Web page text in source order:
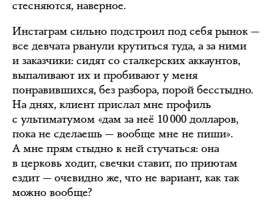
стесняются, наверное.
Инстаграм сильно подстроил под себя рынок —
все девчата рванули крутиться туда, а за ними
и заказчики: сидят со сталкерских аккаунтов,
выпаливают их и пробивают у меня
понравившихся, без разбора, порой бесстыдно.
На днях, клиент прислал мне профиль
с ультиматумом «дам за неё 10 000 долларов,
пока не сделаешь — вообще мне не пиши».
А мне прям стыдно к ней стучаться: она
в церковь ходит, свечки ставит, по приютам
ездит — очевидно же, что не вариант, как так
можно вообще?